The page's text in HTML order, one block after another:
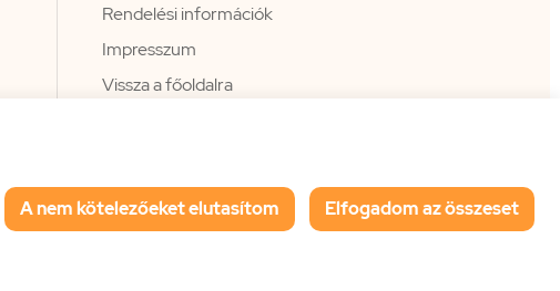
A nem kötelezőeket elutasítom Elfogadom az összeset
Rendelési információk
Impresszum
Vissza a főoldalra